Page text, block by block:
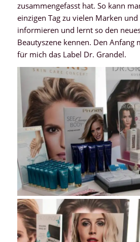
zusammengefasst hat. So kann
einzigen Tag zu vielen Marken
informieren und lernt so den
Beautyszene kennen. Den Anfang
für mich das Label Dr. Grandel.